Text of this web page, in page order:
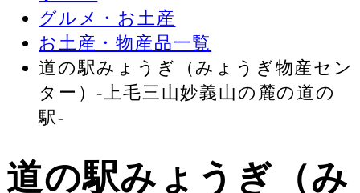
グルメ・お土産
お土産・物産品一覧
道の駅みょうぎ（みょうぎ物産セン
ター）-上毛三山妙義山の麓の道の
駅-
道の駅みょうぎ（み